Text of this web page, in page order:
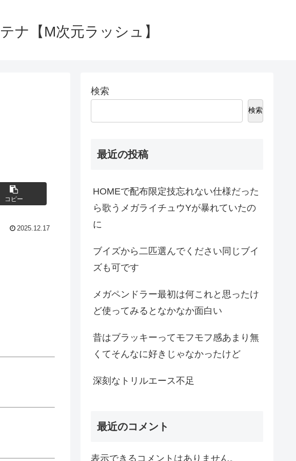
ナ【M次元ラッシュ】
コピー
2025.12.17
検索
検索
最近の投稿
HOMEで配布限定技忘れない仕様だった
ら歌うメガライチュウYが暴れていたの
に
ブイズから二匹選んでください同じブイ
ズも可です
メガペンドラー最初は何これと思ったけ
ど使ってみるとなかなか面白い
昔はブラッキーってモフモフ感あまり無
くてそんなに好きじゃなかったけど
深刻なトリルエース不足
最近のコメント
表示できるコメントはありません。